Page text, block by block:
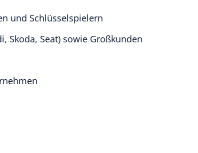
und Schlüsselspielern
Skoda, Seat) sowie Großkunden